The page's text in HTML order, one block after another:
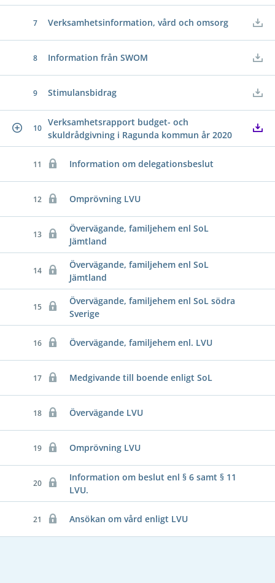
7 Verksamhetsinformation, vård och omsorg
8 Information från SWOM
9 Stimulansbidrag
10
Verksamhetsrapport budget- och
skuldrådgivning i Ragunda kommun år 2020
11 Information om delegationsbeslut
12 Omprövning LVU
13
Övervägande, familjehem enl SoL
Jämtland
14
Övervägande, familjehem enl SoL
Jämtland
15
Övervägande, familjehem enl SoL södra
Sverige
16 Övervägande, familjehem enl. LVU
17 Medgivande till boende enligt SoL
18 Övervägande LVU
19 Omprövning LVU
20
Information om beslut enl § 6 samt § 11
LVU.
21 Ansökan om vård enligt LVU